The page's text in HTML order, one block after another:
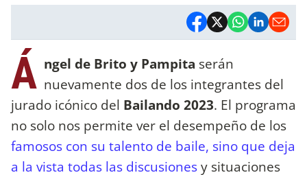
Á ngel de Brito y Pampita serán
nuevamente dos de los integrantes del
jurado icónico del Bailando 2023. El programa
no solo nos permite ver el desempeño de los
famosos con su talento de baile, sino que deja
a la vista todas las discusionesy situaciones